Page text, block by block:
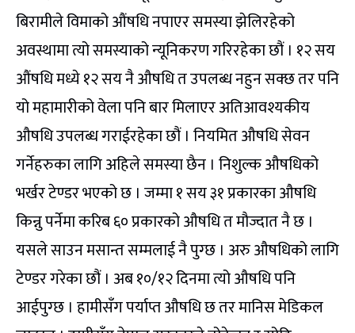
बिरामीले विमाको औंषधि नपाएर समस्या झेलिरहेको
अवस्थामा त्यो समस्याको न्यूनिकरण गरिरहेका छौं । १२ सय
औंषधि मध्ये १२ सय नै औषधि त उपलब्ध नहुन सक्छ तर पनि
यो महामारीको वेला पनि बार मिलाएर अतिआवश्यकीय
औषधि उपलब्ध गराईरहेका छौं । नियमित औषधि सेवन
गर्नेहरुका लागि अहिले समस्या छैन । निशुल्क औषधिको
भर्खर टेण्डर भएको छ । जम्मा १ सय ३१ प्रकारका औषधि
किन्नु पर्नेमा करिब ६० प्रकारको औषधि त मौज्दात नै छ ।
यसले साउन मसान्त सम्मलाई नै पुग्छ । अरु औषधिको लागि
टेण्डर गरेका छौं । अब १०/१२ दिनमा त्यो औषधि पनि
आईपुग्छ । हामीसँग पर्याप्त औषधि छ तर मानिस मेडिकल